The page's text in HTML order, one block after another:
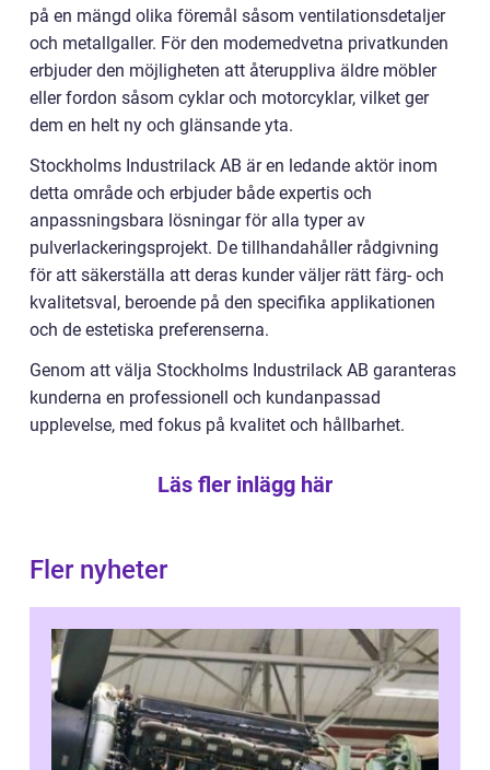
på en mängd olika föremål såsom ventilationsdetaljer
och metallgaller. För den modemedvetna privatkunden
erbjuder den möjligheten att återuppliva äldre möbler
eller fordon såsom cyklar och motorcyklar, vilket ger
dem en helt ny och glänsande yta.
Stockholms Industrilack AB är en ledande aktör inom
detta område och erbjuder både expertis och
anpassningsbara lösningar för alla typer av
pulverlackeringsprojekt. De tillhandahåller rådgivning
för att säkerställa att deras kunder väljer rätt färg- och
kvalitetsval, beroende på den specifika applikationen
och de estetiska preferenserna.
Genom att välja Stockholms Industrilack AB garanteras
kunderna en professionell och kundanpassad
upplevelse, med fokus på kvalitet och hållbarhet.
Läs fler inlägg här
Fler nyheter